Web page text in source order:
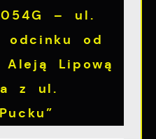
– ul.
odcinku od
Aleją Lipową
z ul.